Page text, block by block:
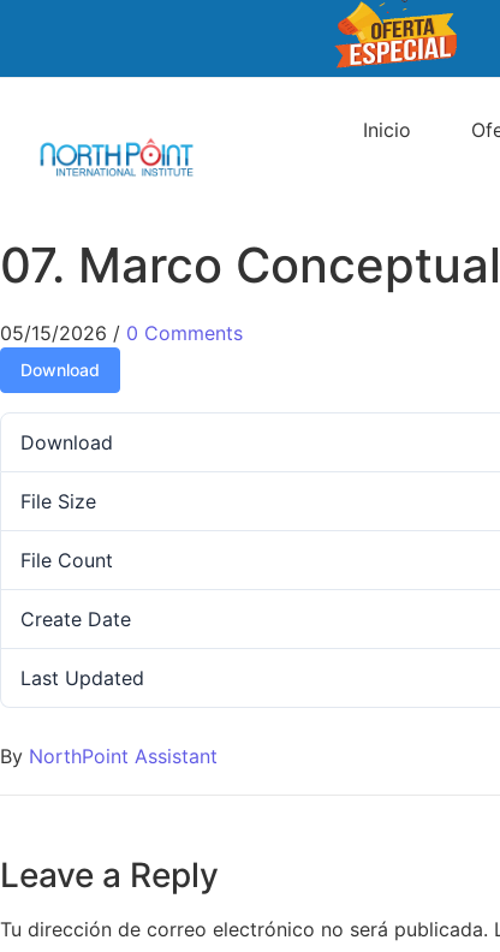
Inicio
07. Marco
05/15/2026 / 0 Comments
Download
Download
File Size
File Count
Create Date
Last Updated
By NorthPoint Assistant
Leave a Reply
Tu dirección de correo electrónico no será publicada.